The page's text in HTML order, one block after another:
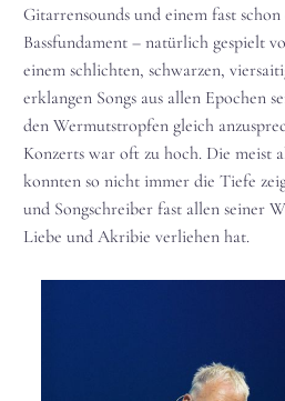
Gitarrensounds und einem fast
Bassfundament – natürlich gespielt
einem schlichten, schwarzen,
erklangen Songs aus allen Epochen
den Wermutstropfen gleich
Konzerts war oft zu hoch. Die meist
konnten so nicht immer die Tiefe
und Songschreiber fast allen seiner
Liebe und Akribie verliehen hat.